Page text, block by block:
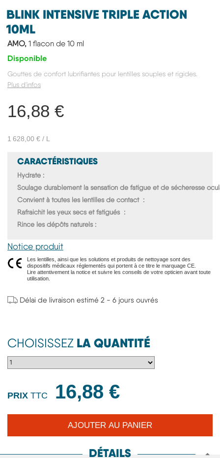
BLINK INTENSIVE TRIPLE ACTION
10ML
AMO, 1 flacon de 10 ml
Disponible
Gouttes de confort lubrifiantes pour lentilles souples et rigides.
Plus d'infos
16,88 €
1 628,00 € / L
CARACTÉRISTIQUES
Hydrate
Soulage durablement la sensation de fatigue et de sécheresse
Convient à toutes les lentilles de contact
Rafraichit les yeux secs et fatigués
Rince les dépôts naturels
Notice produit
Les lentilles, ainsi que les solutions et produits de nettoyage sont des
dispositifs médicaux réglementés qui portent à ce titre le marquage CE.
Lire attentivement la notice et suivre les conseils de votre opticien avant toute
utilisation.
Délai de livraison estimé 2 - 6 jours ouvrés
CHOISISSEZ LA QUANTITÉ
PRIX TTC 16,88 €
DÉTAILS